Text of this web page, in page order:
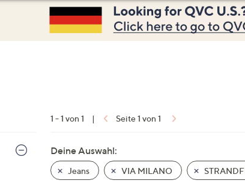
verfügbar
sind,
verwenden
und
unten
oder
wischen
1 - 1 von 1 | Seite 1 von 1
Deine Auswahl:
Jeans VIA MILANO